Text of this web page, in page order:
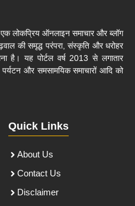
लोकप्रिय ऑनलाइन समाचार और ब्लॉग
की समृद्ध परंपरा, संस्कृति और धरोहर
है। यह पोर्टल वर्ष 2013 से लगातार
और समसामयिक समाचारों आदि को
Quick Links
About Us
Contact Us
Disclaimer